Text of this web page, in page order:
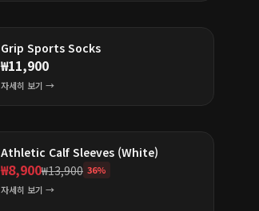
Grip Sports Socks
₩11,900
자세히 보기 →
Athletic Calf Sleeves (White)
₩8,900₩13,900 36%
자세히 보기 →